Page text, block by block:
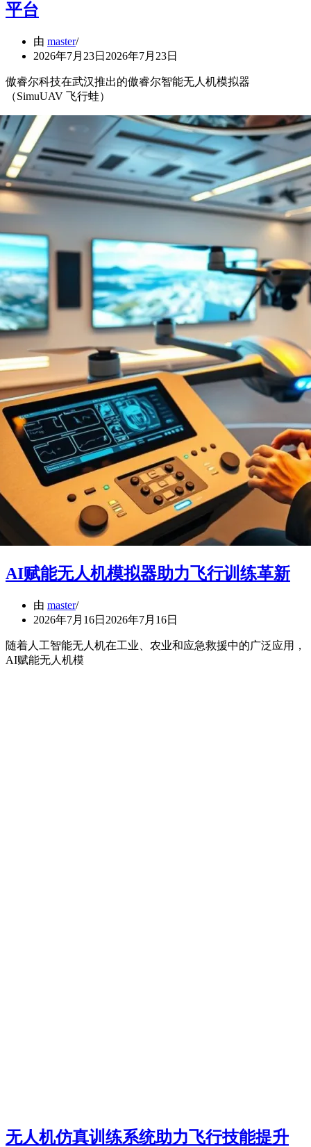
平台
由 master
2026年7月23日 2026年7月23日
傲睿尔科技在武汉推出的傲睿尔智能无人机模拟器
（SimuUAV 飞行蛙）
AI赋能无人机模拟器助力飞行训练革新
由 master
2026年7月16日 2026年7月16日
随着人工智能无人机在工业、农业和应急救援中的广泛应用，
AI赋能无人机模
无人机仿真训练系统助力飞行技能提升